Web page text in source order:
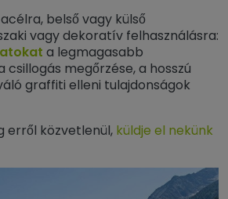
belső vagy külső
vagy dekoratív felhasználásra:
a legmagasabb
csillogás megőrzése, a hosszú
graffiti elleni tulajdonságok
erről közvetlenül, küldje el nekünk